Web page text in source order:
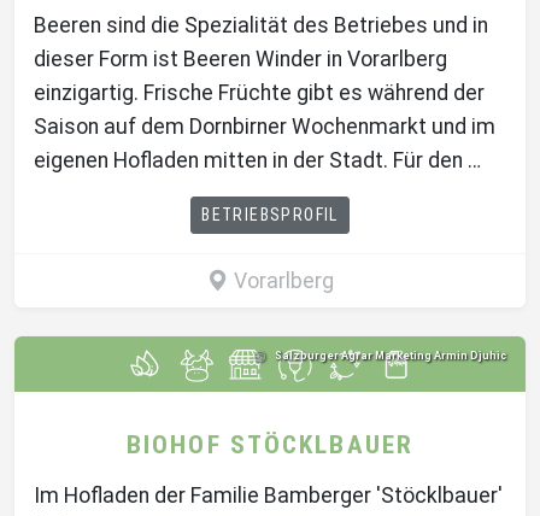
Beeren sind die Spezialität des Betriebes und in
dieser Form ist Beeren Winder in Vorarlberg
einzigartig. Frische Früchte gibt es während der
Saison auf dem Dornbirner Wochenmarkt und im
eigenen Hofladen mitten in der Stadt. Für den …
BETRIEBSPROFIL
Vorarlberg
Salzburger Agrar Marketing Armin Djuhic
BIOHOF STÖCKLBAUER
Im Hofladen der Familie Bamberger 'Stöcklbauer'